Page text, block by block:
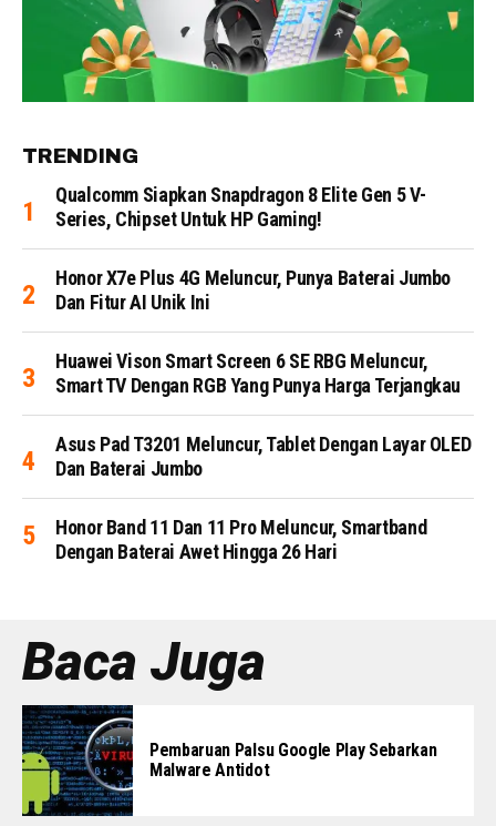
TRENDING
Qualcomm Siapkan Snapdragon 8 Elite Gen 5 V-
Series, Chipset Untuk HP Gaming!
Honor X7e Plus 4G Meluncur, Punya Baterai Jumbo
Dan Fitur AI Unik Ini
Huawei Vison Smart Screen 6 SE RBG Meluncur,
Smart TV Dengan RGB Yang Punya Harga Terjangkau
Asus Pad T3201 Meluncur, Tablet Dengan Layar OLED
Dan Baterai Jumbo
Honor Band 11 Dan 11 Pro Meluncur, Smartband
Dengan Baterai Awet Hingga 26 Hari
Baca Juga
Pembaruan Palsu Google Play Sebarkan
Malware Antidot